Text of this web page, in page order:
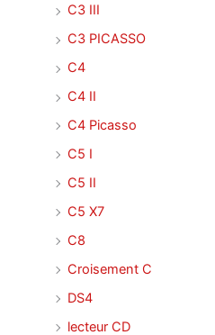
C3 III
C3 PICASSO
C4
C4 II
C4 Picasso
C5 I
C5 II
C5 X7
C8
Croisement C
DS4
lecteur CD